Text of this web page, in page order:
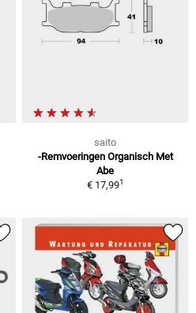
saito
-Remvoeringen Organisch Met
Abe
€ 17,991